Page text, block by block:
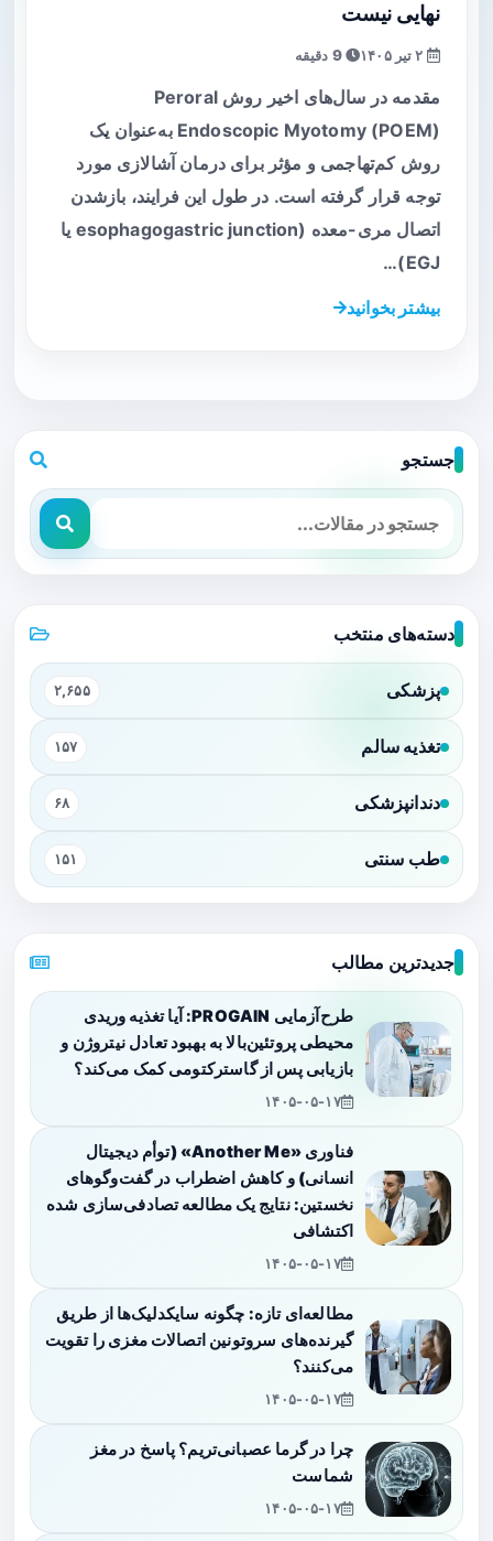
نهایی نیست
9 دقیقه
مقدمه در سال‌های اخیر روش Peroral
Endoscopic Myotomy (POEM) به‌عنوان یک
روش کم‌تهاجمی و مؤثر برای درمان آشالازی مورد
توجه قرار گرفته است. در طول این فرایند، بازشدن
اتصال مری-معده (esophagogastric junction یا
EGJ)…
بیشتر بخوانید
جستجو
دسته‌های منتخب
پزشکی ۲,۶۵۵
تغذیه سالم ۱۵۷
دندانپزشکی ۶۸
طب سنتی ۱۵۱
جدیدترین مطالب
طرح‌آزمایی PROGAIN: آیا تغذیه وریدی
محیطی پروتئین‌بالا به بهبود تعادل نیتروژن و
بازیابی پس از گاسترکتومی کمک می‌کند؟
۱۴۰۵-۰۵-۱۷
فناوری «Another Me» (توأم دیجیتال
انسانی) و کاهش اضطراب در گفت‌وگوهای
نخستین: نتایج یک مطالعه تصادفی‌سازی شده
اکتشافی
۱۴۰۵-۰۵-۱۷
مطالعه‌ای تازه: چگونه سایکدلیک‌ها از طریق
گیرنده‌های سروتونین اتصالات مغزی را تقویت
می‌کنند؟
۱۴۰۵-۰۵-۱۷
چرا در گرما عصبانی‌تریم؟ پاسخ در مغز
شماست
۱۴۰۵-۰۵-۱۷